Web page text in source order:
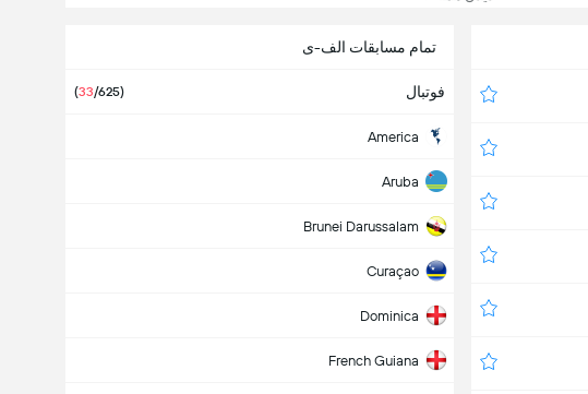
تمام مسابقات الف-ی
فوتبال (33/625)
America
Aruba
Brunei Darussalam
Curaçao
Dominica
French Guiana